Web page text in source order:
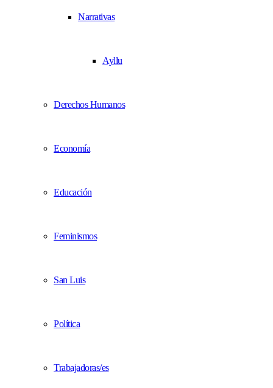
Narrativas
Ayllu
Derechos Humanos
Economía
Educación
Feminismos
San Luis
Política
Trabajadoras/es